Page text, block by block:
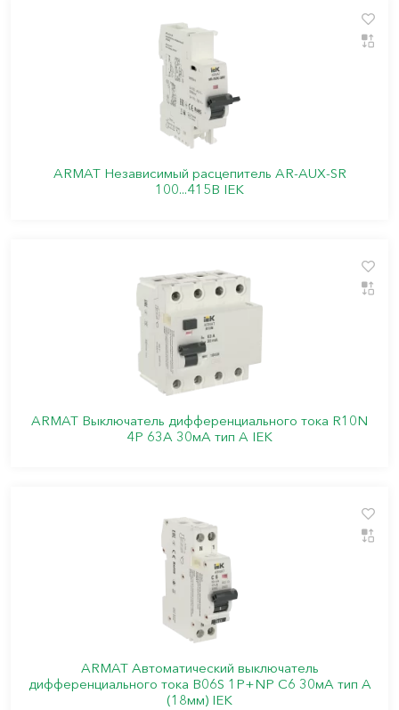
ARMAT Независимый расцепитель AR-AUX-SR
100...415В IEK
ARMAT Выключатель дифференциального тока R10N
4P 63А 30мА тип A IEK
ARMAT Автоматический выключатель
дифференциального тока B06S 1P+NP C6 30мА тип A
(18мм) IEK